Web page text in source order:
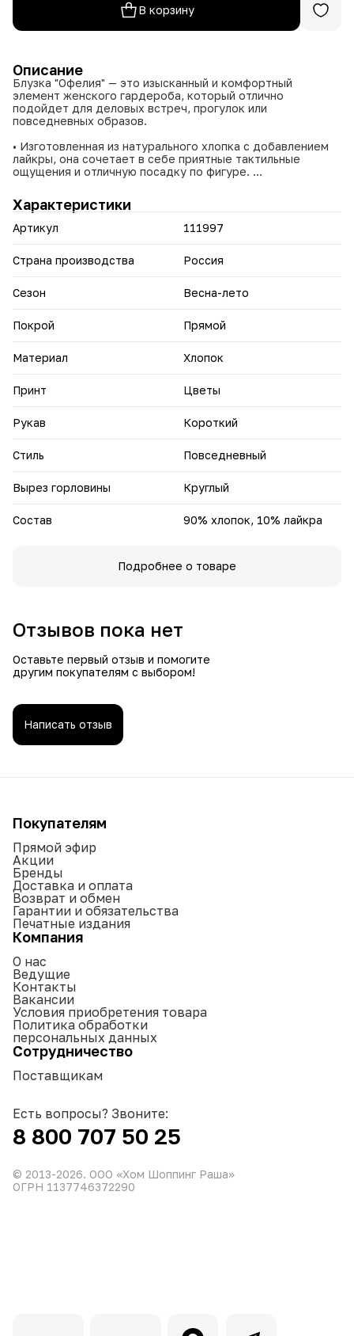
В корзину
Описание
Блузка "Офелия" — это изысканный и комфортный
элемент женского гардероба, который отлично
подойдет для деловых встреч, прогулок или
повседневных образов.
• Изготовленная из натурального хлопка с добавлением
лайкры, она сочетает в себе приятные тактильные
ощущения и отличную посадку по фигуре.
подобрать оптимальный вариант для любой фигуры.
• Цветовая палитра включает классические и актуальные
оттенки: белый, мятный, пудровый, серый, синий и
шоколадный.
Блузка "Офелия" станет незаменимой частью вашего
Характеристики
Артикул 111997
Страна производства Россия
Сезон Весна-лето
Покрой Прямой
Материал Хлопок
Принт Цветы
Рукав Короткий
Стиль Повседневный
Вырез горловины Круглый
Состав 90% хлопок, 10% лайкра
Подробнее о товаре
Отзывов пока нет
Оставьте первый отзыв и помогите
другим покупателям с выбором!
Написать отзыв
Покупателям
Прямой эфир
Акции
Бренды
Доставка и оплата
Возврат и обмен
Гарантии и обязательства
Печатные издания
Компания
О нас
Ведущие
Контакты
Вакансии
Условия приобретения товара
Политика обработки
персональных данных
Сотрудничество
Поставщикам
Есть вопросы? Звоните:
8 800 707 50 25
© 2013-2026. ООО «Хом Шоппинг Раша»
ОГРН 1137746372290